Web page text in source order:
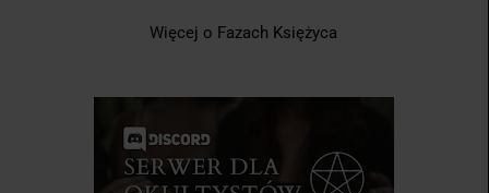
Więcej o Fazach Księżyca